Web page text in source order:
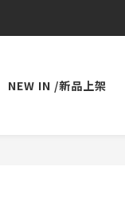
NEW IN /新品上架